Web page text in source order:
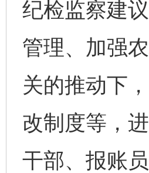
纪检监察建
管理、加强
关的推动下
改制度等，
干部、报账